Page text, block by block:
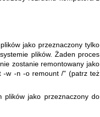
jako przeznaczony tylko
plików. Żaden proces
zostanie remontowany jako
-w -n -o remount /" (patrz też
plików jako przeznaczony do